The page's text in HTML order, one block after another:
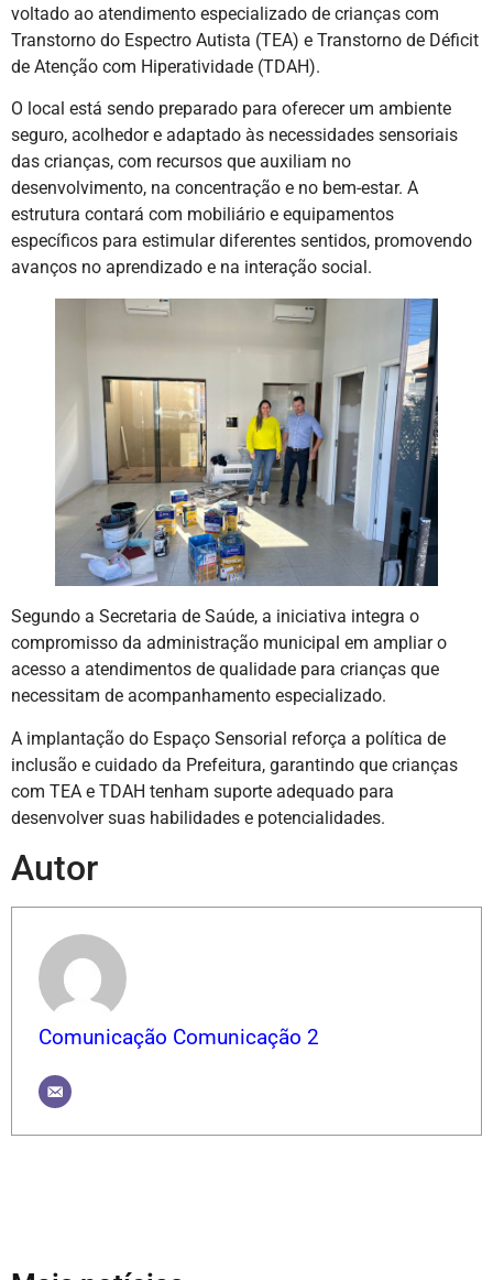
voltado ao atendimento especializado de crianças com
Transtorno do Espectro Autista (TEA) e Transtorno de Déficit
de Atenção com Hiperatividade (TDAH).
O local está sendo preparado para oferecer um ambiente
seguro, acolhedor e adaptado às necessidades sensoriais
das crianças, com recursos que auxiliam no
desenvolvimento, na concentração e no bem-estar. A
estrutura contará com mobiliário e equipamentos
específicos para estimular diferentes sentidos, promovendo
avanços no aprendizado e na interação social.
Segundo a Secretaria de Saúde, a iniciativa integra o
compromisso da administração municipal em ampliar o
acesso a atendimentos de qualidade para crianças que
necessitam de acompanhamento especializado.
A implantação do Espaço Sensorial reforça a política de
inclusão e cuidado da Prefeitura, garantindo que crianças
com TEA e TDAH tenham suporte adequado para
desenvolver suas habilidades e potencialidades.
Autor
Comunicação Comunicação 2